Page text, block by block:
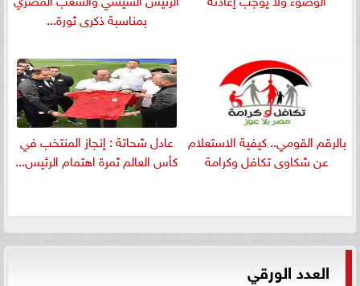
بمناسبة ذكرى ثورة...
بالرقم القومي.. كيفية الاستعلام
عن شكاوى تكافل وكرامة
عادل شحاتة : إنجاز المنتخب في
كأس العالم ثمرة اهتمام الرئيس...
العدد الورقي